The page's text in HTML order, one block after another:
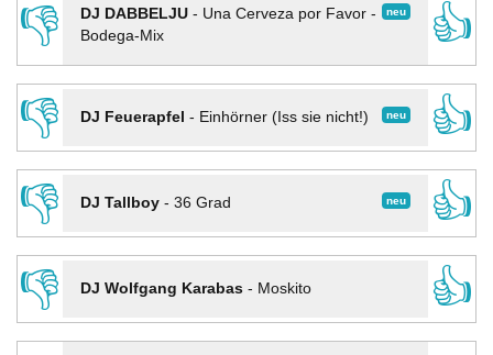
👎
neu
DJ DABBELJU- Una Cerveza por Favor -
Bodega-Mix
👍
👎
neu
DJ Feuerapfel - Einhörner (Iss sie nicht!)
👍
👎
neu
DJ Tallboy- 36 Grad
👍
👎
DJ Wolfgang Karabas- Moskito
👍